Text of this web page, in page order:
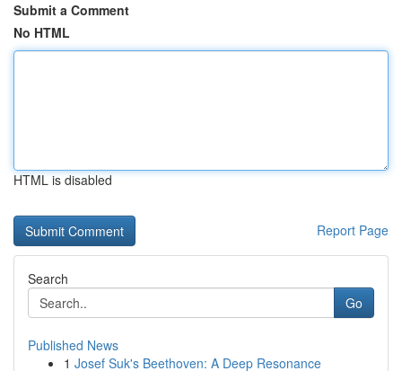
Submit a Comment
No HTML
HTML is disabled
Report Page
Search
Go
Published News
1 Josef Suk's Beethoven: A Deep Resonance